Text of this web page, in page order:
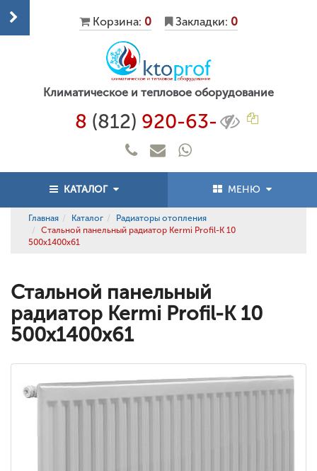
Корзина: 0 Закладки: 0
Климатическое и тепловое оборудование
8 (812) 920-63-
КАТАЛОГ МЕНЮ
Главная Каталог
Радиаторы отопления
Стальной панельный радиатор Kermi Profil-K 10
500x1400x61
Стальной панельный
радиатор Kermi Profil-K 10
500x1400x61